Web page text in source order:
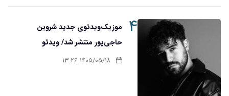
۴
موزیک‌ویدئوی جدید شروین
حاجی‌پور منتشر شد/ ویدئو
۱۴۰۵/۰۵/۱۸ ۱۳:۲۶